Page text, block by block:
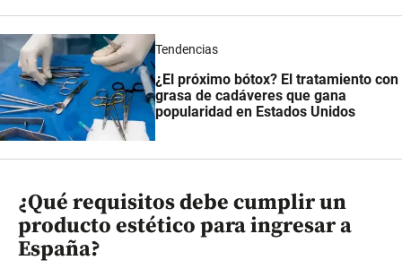
Tendencias
¿El próximo bótox? El tratamiento con
grasa de cadáveres que gana
popularidad en Estados Unidos
¿Qué requisitos debe cumplir un
producto estético para ingresar a
España?